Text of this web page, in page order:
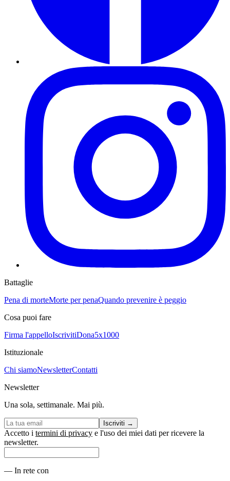
Battaglie
Pena di morteMorte per penaQuando prevenire è peggio
Cosa puoi fare
Firma l'appelloIscrivitiDona5x1000
Istituzionale
Chi siamoNewsletterContatti
Newsletter
Una sola, settimanale. Mai più.
Iscriviti →
Accetto i termini di privacy e l'uso dei miei dati per ricevere la
newsletter.
— In rete con